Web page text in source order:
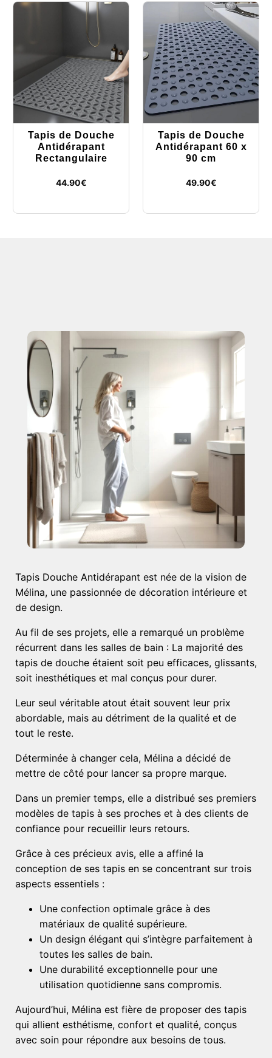
Tapis de Douche
Antidérapant
Rectangulaire
44.90€
Tapis de Douche
Antidérapant 60 x
90 cm
49.90€
Tapis Douche Antidérapant est née de la vision de
Mélina, une passionnée de décoration intérieure et
de design.
Au fil de ses projets, elle a remarqué un problème
récurrent dans les salles de bain : La majorité des
tapis de douche étaient soit peu efficaces, glissants,
soit inesthétiques et mal conçus pour durer.
Leur seul véritable atout était souvent leur prix
abordable, mais au détriment de la qualité et de
tout le reste.
Déterminée à changer cela, Mélina a décidé de
mettre de côté pour lancer sa propre marque.
Dans un premier temps, elle a distribué ses premiers
modèles de tapis à ses proches et à des clients de
confiance pour recueillir leurs retours.
Grâce à ces précieux avis, elle a affiné la
conception de ses tapis en se concentrant sur trois
aspects essentiels :
Une confection optimale grâce à des
matériaux de qualité supérieure.
Un design élégant qui s’intègre parfaitement à
toutes les salles de bain.
Une durabilité exceptionnelle pour une
utilisation quotidienne sans compromis.
Aujourd’hui, Mélina est fière de proposer des tapis
qui allient esthétisme, confort et qualité, conçus
avec soin pour répondre aux besoins de tous.